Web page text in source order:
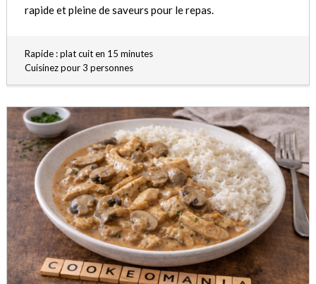
rapide et pleine de saveurs pour le repas.
Rapide : plat cuit en 15 minutes
Cuisinez pour 3 personnes